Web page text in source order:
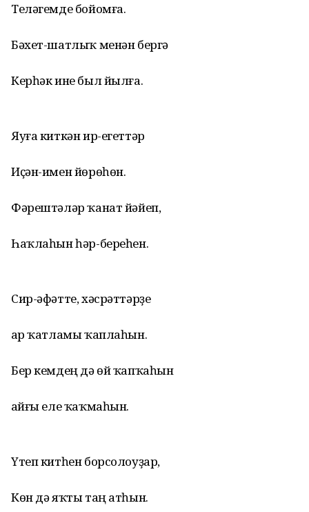
Теләгемде бойомға.
Бәхет-шатлыҡ менән бергә
Керһәк ине был йылға.
Яуға киткән ир-егеттәр
Иҫән-имен йөрөһөн.
Фәрештәләр ҡанат йәйеп,
Һаҡлаһын һәр-береһен.
Сир-әфәтте, хәсрәттәрҙе
Ҡар ҡатламы ҡаплаһын.
Бер кемдең дә өй ҡапҡаһын
Ҡайғы еле ҡаҡмаһын.
Үтеп китһен борсолоуҙар,
Көн дә яҡты таң атһын.